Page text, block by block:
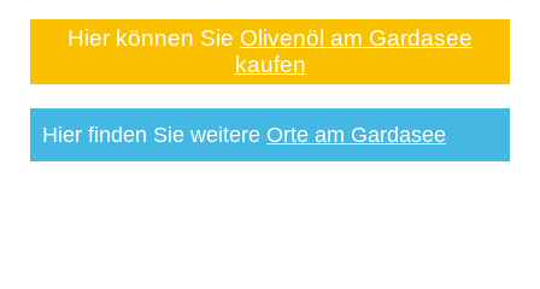
Hier können Sie Olivenöl am Gardasee
kaufen
Hier finden Sie weitere Orte am Gardasee